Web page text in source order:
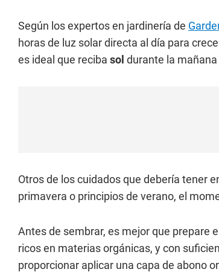
Según los expertos en jardinería de
horas de luz solar directa al día para
es ideal que reciba sol durante la
Otros de los cuidados que debería tener
primavera o principios de verano, el
Antes de sembrar, es mejor que prepare
ricos en materias orgánicas, y con
proporcionar aplicar una capa de abono